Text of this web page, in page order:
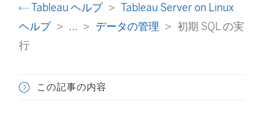
Tableau ヘルプ
Tableau Server on Linux
ヘルプ
... データの管理
初期 SQL の実
行
この記事の内容